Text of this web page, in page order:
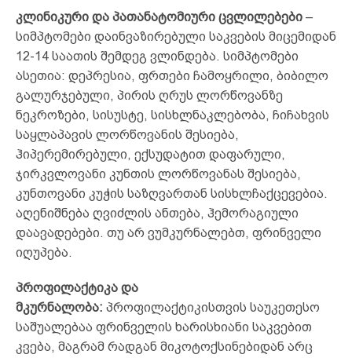
კლინიკური და პათანატომიური ცვლილებები –
სიმპტომები დაინვაზირებული საკვების მიცემიდან
12-14 საათის შემდეგ ვლინდება. სიმპტომები
ასეთია: დეპრესია, ფრთები ჩამოყრილი, ბიბილო
გალურჯებული, პირის ღრუს ლორწოვანზე
ნეკროზები, სისუსტე, სისხლნაკლებობა, ჩიჩახვის
საყლაპავის ლორწოვანის შესიება,
ჰიპერემირებული, ექსუდატით დაფარული,
ჯირკვლოვანი კუნთის ლორწოვანას შესიება,
კუნთოვანი კუჭის საზღვართან სისხლჩაქცევებია.
აღენიშნება ღვიძლის ანთება, ჰემორაგიული
დაავადებები. თუ არ ვუმკურნალებთ, ფრინველი
იღუპება.
პროფილაქტიკა და
მკურნალობა: პროფილაქტიკისთვის საუკეთესო
საშუალებაა ფრინველის ხარისხიანი საკვებით
კვება, მაგრამ რადგან მიკოტოქსინებიდან არც